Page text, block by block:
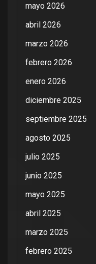
mayo 2026
abril 2026
marzo 2026
febrero 2026
enero 2026
diciembre 2025
septiembre 2025
agosto 2025
julio 2025
junio 2025
mayo 2025
abril 2025
marzo 2025
febrero 2025